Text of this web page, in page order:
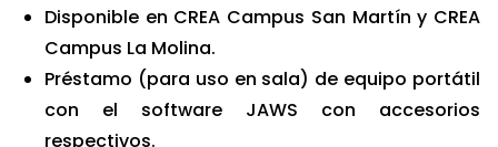
Disponible en CREA Campus San Martín y CREA
Campus La Molina.
Préstamo (para uso en sala) de equipo portátil
con el software JAWS con accesorios
respectivos.